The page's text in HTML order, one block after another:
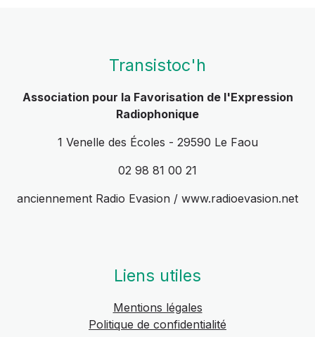
Transistoc'h
Association pour la Favorisation de l'Expression
Radiophonique
1 Venelle des Écoles - 29590 Le Faou
02 98 81 00 21
anciennement Radio Evasion / www.radioevasion.net
Liens utiles
Mentions légales
Politique de confidentialité